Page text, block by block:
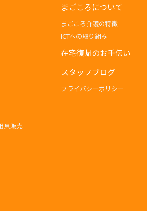
具販売
まごころについて
まごころ介護の特徴
ICTへの取り組み
在宅復帰のお手伝い
スタッフブログ
プライバシーポリシー